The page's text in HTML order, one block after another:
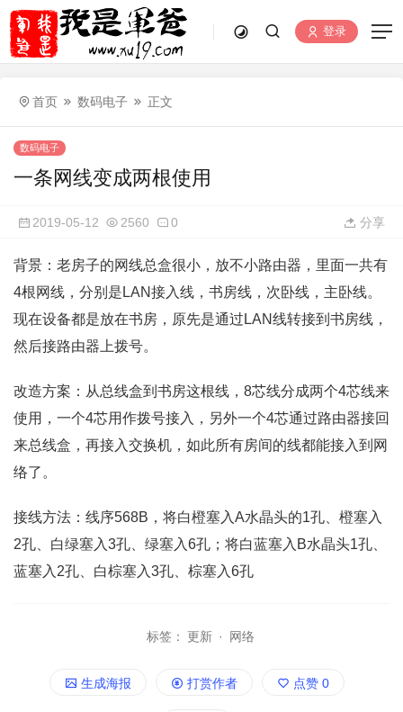
登录
首页 数码电子 正文
数码电子
一条网线变成两根使用
2019-05-12 2560 0 分享
背景：老房子的网线总盒很小，放不小路由器，里面一共有
4根网线，分别是LAN接入线，书房线，次卧线，主卧线。
现在设备都是放在书房，原先是通过LAN线转接到书房线，
然后接路由器上拨号。
改造方案：从总线盒到书房这根线，8芯线分成两个4芯线来
使用，一个4芯用作拨号接入，另外一个4芯通过路由器接回
来总线盒，再接入交换机，如此所有房间的线都能接入到网
络了。
接线方法：线序568B，将白橙塞入A水晶头的1孔、橙塞入
2孔、白绿塞入3孔、绿塞入6孔；将白蓝塞入B水晶头1孔、
蓝塞入2孔、白棕塞入3孔、棕塞入6孔
标签： 更新 · 网络
生成海报 打赏作者 点赞 0